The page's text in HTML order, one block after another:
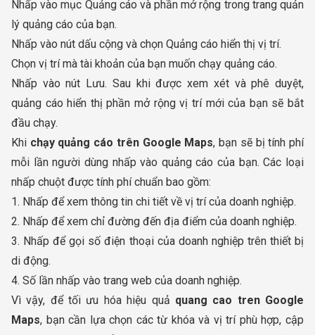
Nhấp vào mục Quảng cáo và phần mở rộng trong trang quản
lý quảng cáo của bạn.
Nhấp vào nút dấu cộng và chọn Quảng cáo hiển thị vị trí.
Chọn vị trí mà tài khoản của bạn muốn chạy quảng cáo.
Nhấp vào nút Lưu. Sau khi được xem xét và phê duyệt,
quảng cáo hiển thị phần mở rộng vị trí mới của bạn sẽ bắt
đầu chạy.
Khi chạy quảng cáo trên Google Maps, bạn sẽ bị tính phí
mỗi lần người dùng nhấp vào quảng cáo của bạn. Các loại
nhấp chuột được tính phí chuẩn bao gồm:
1. Nhấp để xem thông tin chi tiết về vị trí của doanh nghiệp.
2. Nhấp để xem chỉ đường đến địa điểm của doanh nghiệp.
3. Nhấp để gọi số điện thoại của doanh nghiệp trên thiết bị
di động.
4. Số lần nhấp vào trang web của doanh nghiệp.
Vì vậy, để tối ưu hóa hiệu quả quang cao tren Google
Maps, bạn cần lựa chọn các từ khóa và vị trí phù hợp, cập